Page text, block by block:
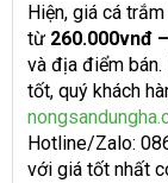
Hiện, giá cá
từ 260.000vnđ
và địa điểm
tốt, quý khách
Hotline/Zalo:
với giá tốt nhất